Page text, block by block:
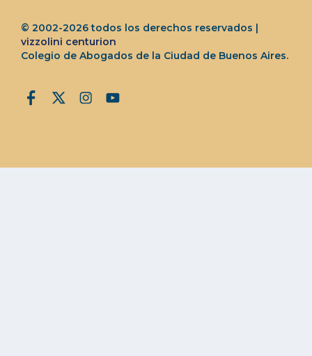
© 2002-2026 todos los derechos reservados |
vizzolini centurion
Colegio de Abogados de la Ciudad de Buenos Aires.